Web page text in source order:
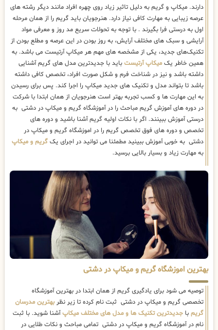
دارند. میکاپ و گریم به دلیل تاثیر زیاد روی چهره افراد مانند دیگر رشته های
عرصه زیبایی به مهارت کافی نیاز دارد. هنرجویان باید گریم را از همان مرحله
اول به درستی فرا بگیرند . با توجه به تحولات سریع مد روز و معرفی مواد
آرایشی و سبک های مختلف آرایش، به روز بودن در این عرصه و مطلع بودن از
تکنیک‌های جدید، یکی از مشخصه های مهم هر میکاپ آرتیست می باشد. به
همین خاطر یک میکاپ آرتیست باید با جدیدترین مدل های گریم آشنایی
داشته باشد و نیز در شناخت فرم و شکل صورت افراد، تخصص کافی داشته
باشد تا بتواند مدل و تکنیک های جدید میکاپ را اجرا کند. پس برای رسیدن
به این مهارت ها و کسب تجربه بهتر است هنرجویان از همان ابتدا با شرکت
در دوره های آموزش گریم مباحث را در آموزشگاه گریم و میکاپ در دشتی به
درستی آموزش ببینند. اگر با نکات اولیه گریم آشنا باشید و دوره های
تخصص و دوره های فوق تخصص گریم را در اموزشگاه گریم و میکاپ در
دشتی به خوبی آموزش ببینید مطمئنا می توانید در اجرای یک گریم و میکاپ
به مهارت زیاد و بسیار بالایی برسید.
بهترین اموزشگاه گریم و میکاپ در دشتی
توصیه می شود برای یادگیری گریم از همان ابتدا در بهترین آموزشگاه
تخصصی گریم و میکاپ در دشتی ثبت نام کرده تا زیر نظربهترین مدرسان
گریم با جدیدترین تکنیک ها و مدل های مختلف میکاپآشنا شوید. با ثبت
نام در آموزشگاه گریم و میکاپ در دشتی تمامی مباحث و نکات طلایی در